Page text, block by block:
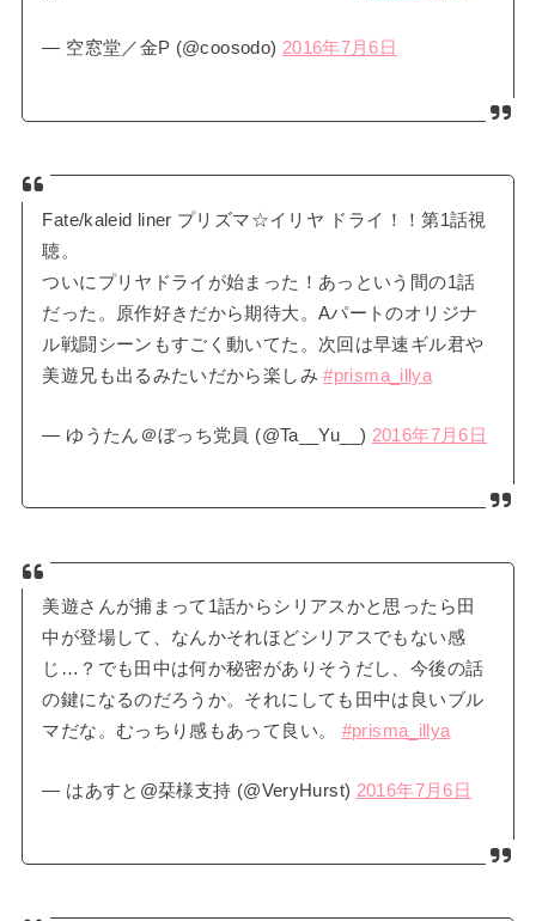
— 空窓堂／金P (@coosodo) 2016年7月6日
Fate/kaleid liner プリズマ☆イリヤ ドライ！！第1話視
聴。
ついにプリヤドライが始まった！あっという間の1話
だった。原作好きだから期待大。Aパートのオリジナ
ル戦闘シーンもすごく動いてた。次回は早速ギル君や
美遊兄も出るみたいだから楽しみ#prisma_illya
— ゆうたん＠ぼっち党員 (@Ta__Yu__) 2016年7月6日
美遊さんが捕まって1話からシリアスかと思ったら田
中が登場して、なんかそれほどシリアスでもない感
じ…？でも田中は何か秘密がありそうだし、今後の話
の鍵になるのだろうか。それにしても田中は良いブル
マだな。むっちり感もあって良い。 #prisma_illya
— はあすと@栞様支持 (@VeryHurst) 2016年7月6日